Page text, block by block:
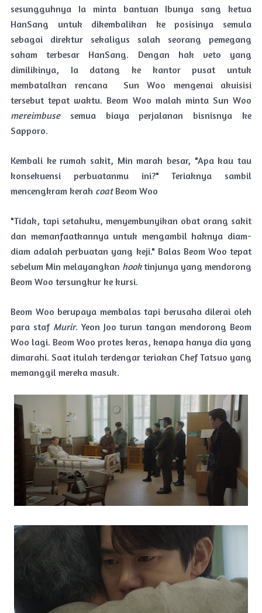
sesungguhnya Ia minta bantuan Ibunya sang ketua
HanSang untuk dikembalikan ke posisinya semula
sebagai direktur sekaligus salah seorang pemegang
saham terbesar HanSang. Dengan hak veto yang
dimilikinya, Ia datang ke kantor pusat untuk
membatalkan rencana Sun Woo mengenai akuisisi
tersebut tepat waktu. Beom Woo malah minta Sun Woo
mereimbusesemua biaya perjalanan bisnisnya ke
Sapporo.
Kembali ke rumah sakit, Min marah besar, "Apa kau tau
konsekuensi perbuatanmu ini?" Teriaknya sambil
mencengkram kerah coatBeom Woo
"Tidak, tapi setahuku, menyembunyikan obat orang sakit
dan memanfaatkannya untuk mengambil haknya diam-
diam adalah perbuatan yang keji." Balas Beom Woo tepat
sebelum Min melayangkan hooktinjunya yang mendorong
Beom Woo tersungkur ke kursi.
Beom Woo berupaya membalas tapi berusaha dilerai oleh
para staf Murir. Yeon Joo turun tangan mendorong Beom
Woo lagi. Beom Woo protes keras, kenapa hanya dia yang
dimarahi. Saat itulah terdengar teriakan Chef Tatsuo yang
memanggil mereka masuk.